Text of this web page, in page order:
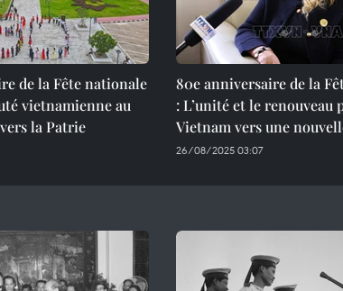
de la Fête nationale
vietnamienne au
la Patrie
80e anniversaire de la
: L’unité et le renouveau
Vietnam vers une
26/08/2025 03:07